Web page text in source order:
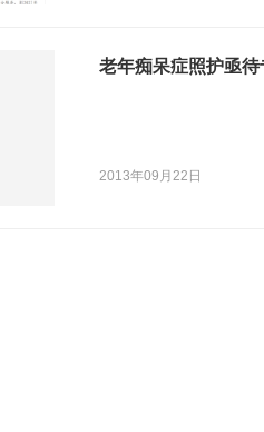
老年痴呆症照护亟待
2013年09月22日